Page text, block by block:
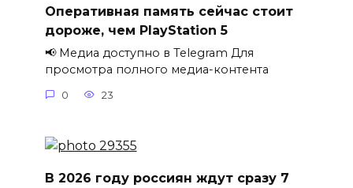
Оперативная память сейчас стоит
дороже, чем PlayStation 5
📢 Медиа доступно в Telegram Для
просмотра полного медиа-контента
0 23
В 2026 году россиян ждут сразу 7